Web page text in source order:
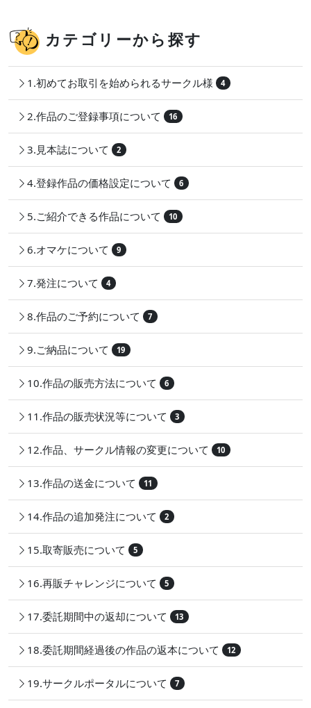
カテゴリーから探す
1.初めてお取引を始められるサークル様 4
2.作品のご登録事項について 16
3.見本誌について 2
4.登録作品の価格設定について 6
5.ご紹介できる作品について 10
6.オマケについて 9
7.発注について 4
8.作品のご予約について 7
9.ご納品について 19
10.作品の販売方法について 6
11.作品の販売状況等について 3
12.作品、サークル情報の変更について 10
13.作品の送金について 11
14.作品の追加発注について 2
15.取寄販売について 5
16.再販チャレンジについて 5
17.委託期間中の返却について 13
18.委託期間経過後の作品の返本について 12
19.サークルポータルについて 7